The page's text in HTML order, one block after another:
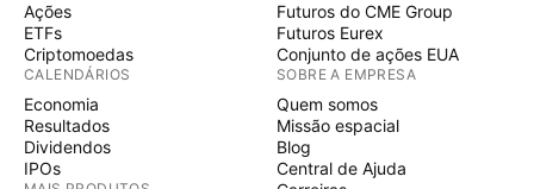
Ações
ETFs
Criptomoedas
CALENDÁRIOS
Economia
Resultados
Dividendos
IPOs
Futuros do CME Group
Futuros Eurex
Conjunto de ações EUA
SOBRE A EMPRESA
Quem somos
Missão espacial
Blog
Central de Ajuda